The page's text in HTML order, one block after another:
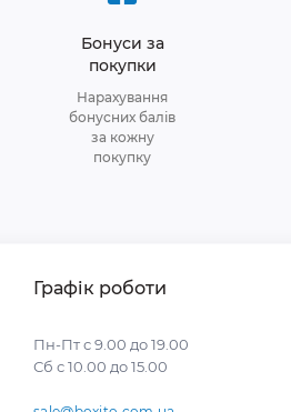
Бонуси за
покупки
Нарахування
бонусних балів
за кожну
покупку
Графік роботи
Пн-Пт с 9.00 до 19.00
Сб с 10.00 до 15.00